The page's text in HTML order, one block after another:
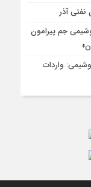
نفتی آذر
جم پیرامون
واردات